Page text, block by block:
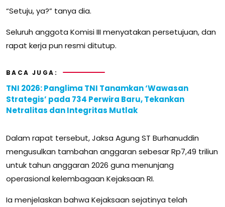
“Setuju, ya?” tanya dia.
Seluruh anggota Komisi III menyatakan persetujuan, dan
rapat kerja pun resmi ditutup.
BACA JUGA:
TNI 2026: Panglima TNI Tanamkan ‘Wawasan
Strategis’ pada 734 Perwira Baru, Tekankan
Netralitas dan Integritas Mutlak
Dalam rapat tersebut, Jaksa Agung ST Burhanuddin
mengusulkan tambahan anggaran sebesar Rp7,49 triliun
untuk tahun anggaran 2026 guna menunjang
operasional kelembagaan Kejaksaan RI.
Ia menjelaskan bahwa Kejaksaan sejatinya telah